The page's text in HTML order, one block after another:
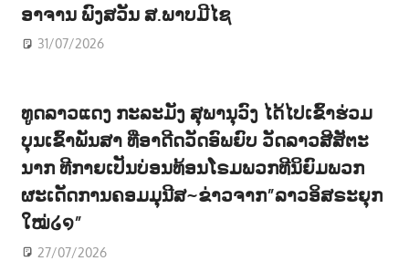
ອາຈານ ພົງສວັນ ສ.ພາບມີໄຊ
31/07/2026
ທູດລາວແດງ ກະລະມັງ ສຸພານຸວົງ ໄດ້ໄປເຂົ້າຮ່ວມ
ບຸນເຂົ້າພັນສາ ທີ່ອາດີດວັດອົພຍົບ ວັດລາວສີສັຕະ
ນາກ ທີກາຍເປັນບ່ອນທ້ອນໂຣມພວກທີນິຍົມພວກ
ຜະເດັດການຄອມມຸນີສ~ຂ່າວຈາກ”ລາວອິສຣະຍຸກ
ໃໝ່໒໑”
27/07/2026